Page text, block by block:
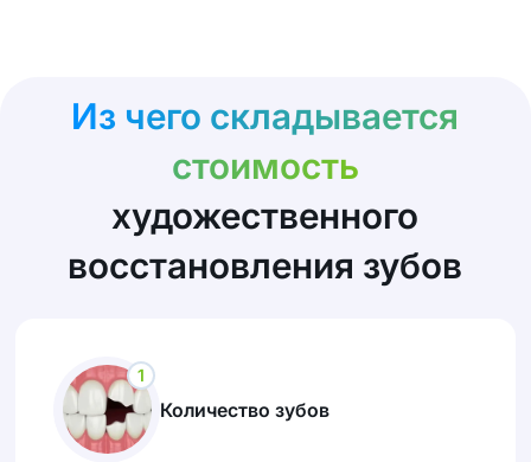
Из чего складывается
стоимость
художественного
восстановления зубов
1
Количество зубов